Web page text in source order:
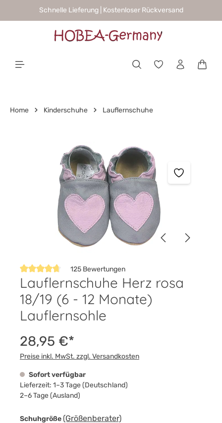
springenSchnelle Lieferung | Kostenloser Rückversand
Home Kinderschuhe Lauflernschuhe
Bildergalerie überspringen
Durchschnittliche Bewertung von 4.7 von 5 Sternen
125 Bewertungen
Lauflernschuhe Herz rosa
18/19 (6 - 12 Monate)
Lauflernsohle
28,95 €*
Preise inkl. MwSt. zzgl. Versandkosten
Sofort verfügbar
Lieferzeit: 1–3 Tage (Deutschland)
2–6 Tage (Ausland)
Schuhgrößeauswählen
(Größenberater)